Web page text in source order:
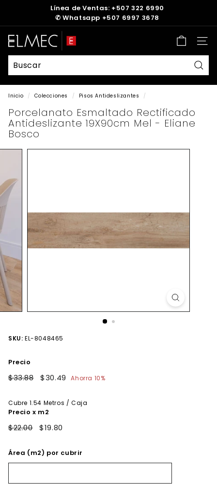
diapositivas
pausa
Línea de Ventas: +507 322 6990
✆ Whatsapp +507 6997 3678
E
L
M
E
C
Inicio / Colecciones / Pisos Antideslizantes /
Porcelanato Esmaltado Rectificado
Antideslizante 19X90cm Mel - Eliane
Bosco
SKU: EL-8048465
Precio
Precio
$33.88$33.88
Precio
$30.49 $30.49
Ahorra 10%
Cubre 1.54 Metros / Caja
Precio x m2
$22.00 $19.80
Área (m2) por cubrir